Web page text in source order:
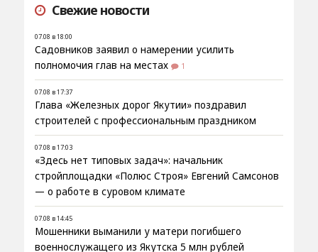
Свежие новости
07.08 в 18:00
Садовников заявил о намерении усилить
полномочия глав на местах
1
07.08 в 17:37
Глава «Железных дорог Якутии» поздравил
строителей с профессиональным праздником
07.08 в 17:03
«Здесь нет типовых задач»: начальник
стройплощадки «Полюс Строя» Евгений Самсонов
— о работе в суровом климате
07.08 в 14:45
Мошенники выманили у матери погибшего
военнослужащего из Якутска 5 млн рублей